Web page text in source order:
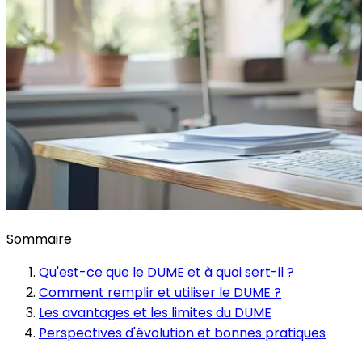
Sommaire
Qu'est-ce que le DUME et à quoi sert-il ?
Comment remplir et utiliser le DUME ?
Les avantages et les limites du DUME
Perspectives d'évolution et bonnes pratiques